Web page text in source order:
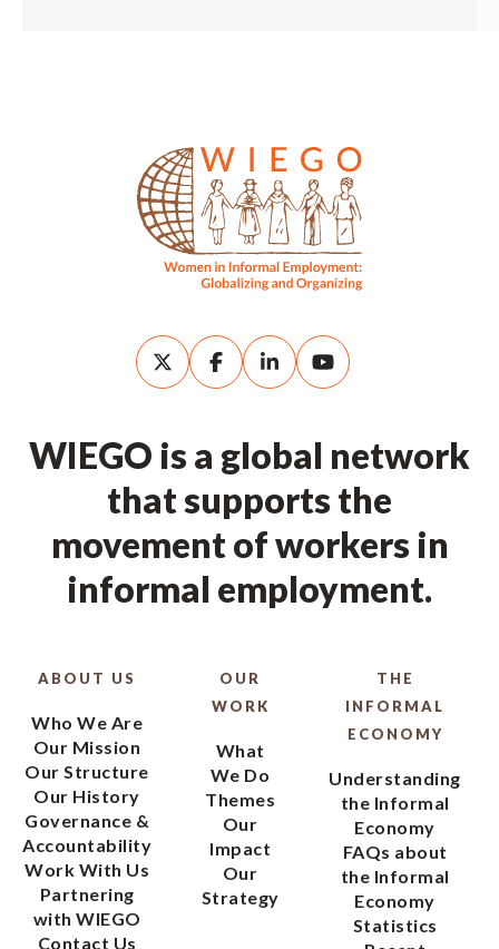
WIEGO is a global network
that supports the
movement of workers in
informal employment.
ABOUT US
Who We Are
Our Mission
Our Structure
Our History
Governance &
Accountability
Work With Us
Partnering
with WIEGO
Contact Us
OUR
WORK
What
We Do
Themes
Our
Impact
Our
Strategy
THE
INFORMAL
ECONOMY
Understanding
the Informal
Economy
FAQs about
the Informal
Economy
Statistics